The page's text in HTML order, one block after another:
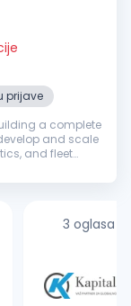
prijave
a complete
and scale
and fleet
3 oglasa